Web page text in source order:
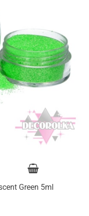
Green 5ml